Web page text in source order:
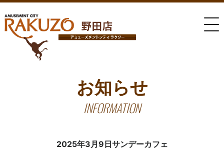
お知らせ
INFORMATION
2025年3月9日サンデーカフェ